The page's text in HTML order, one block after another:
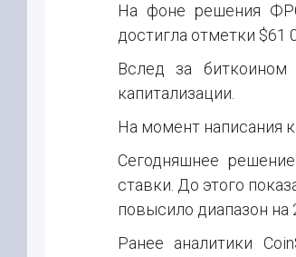
На фоне решения
достигла отметки $61
Вслед за
капитализации.
На момент написания
Сегодняшнее
ставки. До этого
повысило диапазон на
Ранее аналитики